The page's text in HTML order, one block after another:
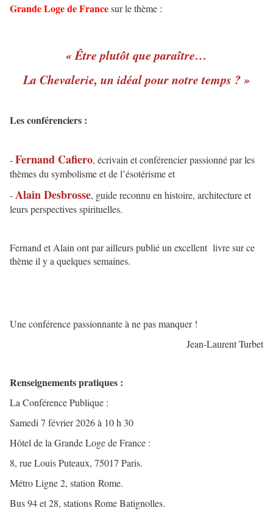
Grande Loge de Francesur le thème :
« Être plutôt que paraître…
La Chevalerie, un idéal pour notre temps ? »
Les conférenciers :
-Fernand Cafiero, écrivain et conférencier passionné par les
thèmes du symbolisme et de l’ésotérisme et
-Alain Desbrosse, guide reconnu en histoire, architecture et
leurs perspectives spirituelles.
Fernand et Alain ont par ailleurs publié un excellent livre sur ce
thème il y a quelques semaines.
Une conférence passionnante à ne pas manquer !
Jean-Laurent Turbet
Renseignements pratiques :
La Conférence Publique :
Samedi 7 février 2026 à 10 h 30
Hôtel de la Grande Loge de France :
8, rue Louis Puteaux, 75017 Paris.
Métro Ligne 2, station Rome.
Bus 94 et 28, stations Rome Batignolles.